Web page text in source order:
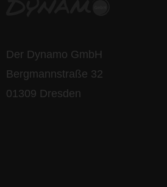
Der Dynamo GmbH
Bergmannstraße 32
01309 Dresden